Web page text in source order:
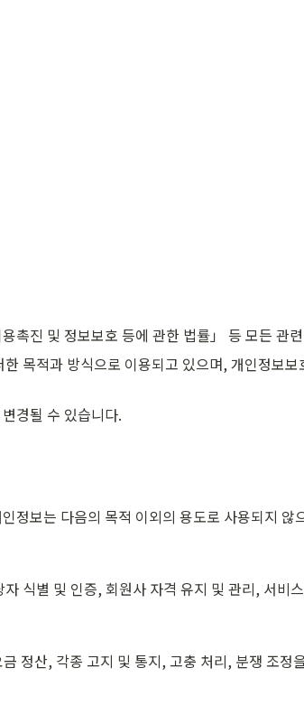
촉진 및 정보보호 등에 관한 법률」 등 모든 관
목적과 방식으로 이용되고 있으며, 개인정보
경될 수 있습니다.
정보는 다음의 목적 이외의 용도로 사용되지
식별 및 인증, 회원사 자격 유지 및 관리, 서비
정산, 각종 고지 및 통지, 고충 처리, 분쟁 조정